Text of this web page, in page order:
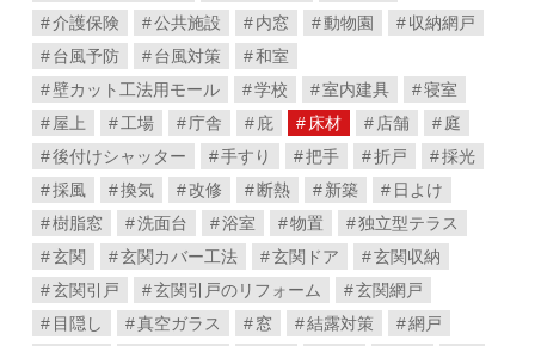
介護保険
公共施設 内窓 動物園
収納網戸
台風予防
台風対策
和室
壁カット工法用モール
学校 室内建具
寝室
屋上
工場 庁舎 庇 床材 店舗
庭
後付けシャッター
手すり 把手 折戸
採光
採風
換気 改修 断熱 新築
日よけ
樹脂窓
洗面台 浴室 物置
独立型テラス
玄関
玄関カバー工法 玄関ドア
玄関収納
玄関引戸
玄関引戸のリフォーム
玄関網戸
目隠し
真空ガラス 窓 結露対策
網戸